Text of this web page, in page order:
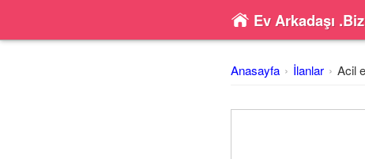
Ev Arkadaşı .Biz
Anasayfa İlanlar Acil